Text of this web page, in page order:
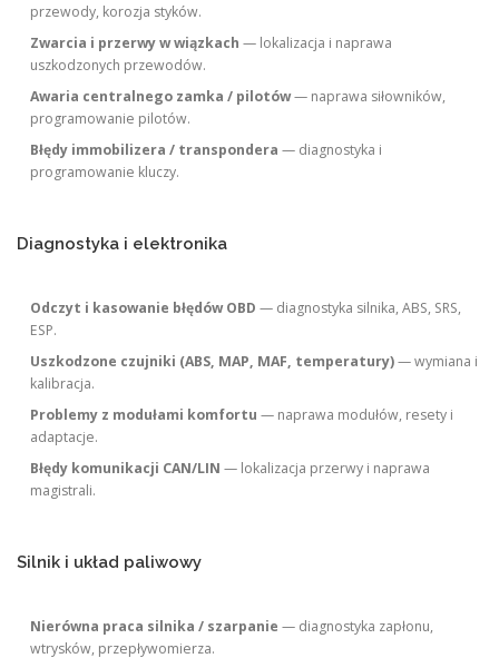
przewody, korozja styków.
Zwarcia i przerwy w wiązkach — lokalizacja i naprawa
uszkodzonych przewodów.
Awaria centralnego zamka / pilotów— naprawa siłowników,
programowanie pilotów.
Błędy immobilizera / transpondera — diagnostyka i
programowanie kluczy.
Diagnostyka i elektronika
Odczyt i kasowanie błędów OBD — diagnostyka silnika, ABS, SRS,
ESP.
Uszkodzone czujniki (ABS, MAP, MAF, temperatury)— wymiana i
kalibracja.
Problemy z modułami komfortu — naprawa modułów, resety i
adaptacje.
Błędy komunikacji CAN/LIN — lokalizacja przerwy i naprawa
magistrali.
Silnik i układ paliwowy
Nierówna praca silnika / szarpanie — diagnostyka zapłonu,
wtrysków, przepływomierza.